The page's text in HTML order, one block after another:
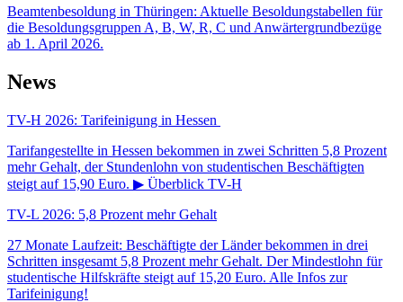
Beamtenbesoldung in Thüringen: Aktuelle Besoldungstabellen für
die Besoldungsgruppen A, B, W, R, C und Anwärtergrundbezüge
ab 1. April 2026.
News
TV-H 2026: Tarifeinigung in Hessen
Tarifangestellte in Hessen bekommen in zwei Schritten 5,8 Prozent
mehr Gehalt, der Stundenlohn von studentischen Beschäftigten
steigt auf 15,90 Euro. ▶ Überblick TV-H
TV-L 2026: 5,8 Prozent mehr Gehalt
27 Monate Laufzeit: Beschäftigte der Länder bekommen in drei
Schritten insgesamt 5,8 Prozent mehr Gehalt. Der Mindestlohn für
studentische Hilfskräfte steigt auf 15,20 Euro. Alle Infos zur
Tarifeinigung!